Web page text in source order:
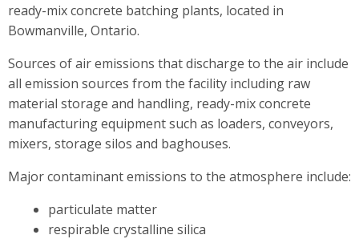
ready-mix concrete batching plants, located in
Bowmanville, Ontario.
Sources of air emissions that discharge to the air include
all emission sources from the facility including raw
material storage and handling, ready-mix concrete
manufacturing equipment such as loaders, conveyors,
mixers, storage silos and baghouses.
Major contaminant emissions to the atmosphere include:
particulate matter
respirable crystalline silica